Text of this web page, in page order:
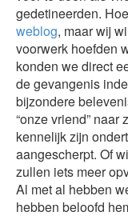
gedetineerden.
weblog, maar wij
voorwerk hoefden
konden we direct
de gevangenis
bijzondere
“onze vriend” naar
kennelijk zijn
aangescherpt. Of
zullen iets meer
Al met al hebben
hebben beloofd